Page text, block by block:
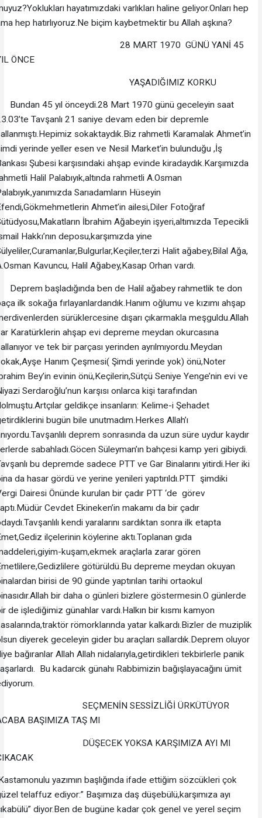
hayatımızdaki varlıkları haline geliyor.Onları hep
hep hatırlıyoruz.Ne biçim kaybetmektir bu Allah aşkına?
MART 1970 GÜNÜ YANİ 45
ÖNCE
KORKU
45 yıl önceydi.28 Mart 1970 günü geceleyin saat
Tavşanlı 21 saniye devam eden bir depremle
sokaktaydık.Biz rahmetli Karamalak Ahmet’in
yerinde yeller esen ve Nesil Market’in bulunduğu ,İş
Şubesi karşısındaki ahşap evinde kiradaydık.Karşımızda
Halil Palabıyık,altında rahmetli A.Osman
Sarıadamların Hüseyin
Ahmet’in ailesi,Diler Fotoğraf
İbrahim Ağabeyin işyeri,altımızda Tepecikli
Hakkı’nın deposu,karşımızda yine
Halit ağabey,Bilal Ağa,
Kavuncu, Halil Ağabey,Kasap Orhan vardı.
başladığında ben de Halil ağabey rahmetlik te don
ilk sokağa fırlayanlardandık.Hanım oğlumu ve kızımı ahşap
sürüklercesine dışarı çıkarmakla meşguldu.Allah
Karatürklerin ahşap evi depreme meydan okurcasına
ve tek bir parçası yerinden ayrılmıyordu.Meydan
Hanım Çeşmesi( Şimdi yerinde yok) önü,Noter
Bey’in evinin önü,Keçilerin,Sütçü Seniye Yenge’nin evi ve
Serdaroğlu’nun karşısı onlarca kişi tarafından
geldikçe insanların: Kelime-i Şehadet
bugün bile unutmadım.Herkes Allah’ı
deprem sonrasında da uzun süre uydur kaydır
sabahladı.Göcen Süleyman’ın bahçesi kamp yeri gibiydi.
bu depremde sadece PTT ve Gar Binalarını yitirdi.Her iki
da hasar gördü ve yerine yenileri yaptırıldı.PTT şimdiki
Dairesi Önünde kurulan bir çadır PTT ‘de görev
Cevdet Ekineken’in makamı da bir çadır
kendi yaralarını sardıktan sonra ilk etapta
ilçelerinin köylerine aktı.Toplanan gıda
kuşam,ekmek araçlarla zarar gören
götürüldü.Bu depreme meydan okuyan
birisi de 90 günde yaptırılan tarihi ortaokul
bir daha o günleri bizlere göstermesin.O günlerde
de işlediğimiz günahlar vardı.Halkın bir kısmı kamyon
römorklarında yatar kalkardı.Bizler de muziplik
diyerek geceleyin gider bu araçları sallardık.Deprem oluyor
bağıranlar Allah Allah nidalarıyla,getirdikleri tekbirlerle panik
Bu kadarcık günahı Rabbimizin bağışlayacağını ümit
SESSİZLİĞİ ÜRKÜTÜYOR
BAŞIMIZA TAŞ MI
YOKSA KARŞIMIZA AYI MI
yazımın başlığında ifade ettiğim sözcükleri çok
telaffuz ediyor:” Başımıza daş düşebülü,karşımıza ayı
diyor.Ben de bugüne kadar çok genel ve yerel seçim